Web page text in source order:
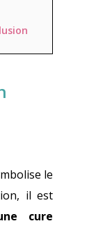
le
il est
cure